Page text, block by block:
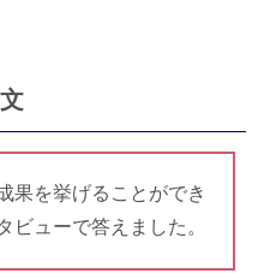
果を挙げることができ
ビューで答えました。